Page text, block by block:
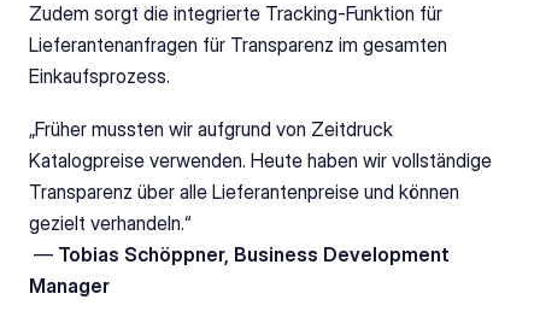
Zudem sorgt die integrierte Tracking-Funktion für
Lieferantenanfragen für Transparenz im gesamten
Einkaufsprozess.
„Früher mussten wir aufgrund von Zeitdruck
Katalogpreise verwenden. Heute haben wir vollständige
Transparenz über alle Lieferantenpreise und können
gezielt verhandeln.“
— Tobias Schöppner, Business Development
Manager